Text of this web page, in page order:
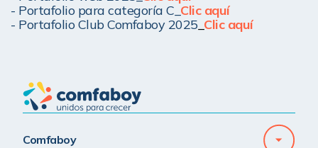
- Portafolio para categoría C_ Clic aquí
- Portafolio Club Comfaboy 2025 Clic aquí
Comfaboy